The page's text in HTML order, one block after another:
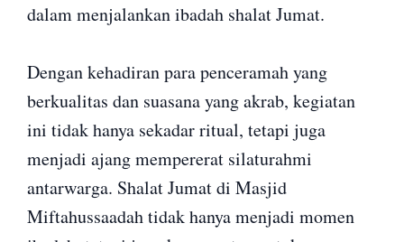
dalam menjalankan ibadah shalat Jumat.
Dengan kehadiran para penceramah yang
berkualitas dan suasana yang akrab, kegiatan
ini tidak hanya sekadar ritual, tetapi juga
menjadi ajang mempererat silaturahmi
antarwarga. Shalat Jumat di Masjid
Miftahussaadah tidak hanya menjadi momen